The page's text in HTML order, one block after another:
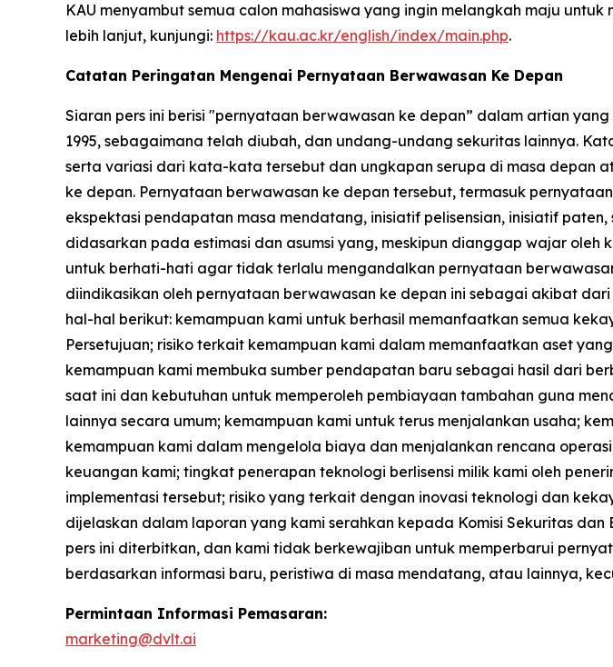
KAU menyambut semua calon mahasiswa yang ingin melangkah maju
lebih lanjut, kunjungi: https://kau.ac.kr/english/index/main.php.
Catatan Peringatan Mengenai Pernyataan Berwawasan Ke Depan
Siaran pers ini berisi "pernyataan berwawasan ke depan” dalam artian
1995, sebagaimana telah diubah, dan undang-undang sekuritas lainnya.
serta variasi dari kata-kata tersebut dan ungkapan serupa di masa depan
ke depan. Pernyataan berwawasan ke depan tersebut, termasuk
ekspektasi pendapatan masa mendatang, inisiatif pelisensian, inisiatif
didasarkan pada estimasi dan asumsi yang, meskipun dianggap wajar
untuk berhati-hati agar tidak terlalu mengandalkan pernyataan
diindikasikan oleh pernyataan berwawasan ke depan ini sebagai akibat
hal-hal berikut: kemampuan kami untuk berhasil memanfaatkan semua
Persetujuan; risiko terkait kemampuan kami dalam memanfaatkan aset
kemampuan kami membuka sumber pendapatan baru sebagai hasil dari
saat ini dan kebutuhan untuk memperoleh pembiayaan tambahan guna
lainnya secara umum; kemampuan kami untuk terus menjalankan usaha;
kemampuan kami dalam mengelola biaya dan menjalankan rencana
keuangan kami; tingkat penerapan teknologi berlisensi milik kami oleh
implementasi tersebut; risiko yang terkait dengan inovasi teknologi dan
dijelaskan dalam laporan yang kami serahkan kepada Komisi Sekuritas
pers ini diterbitkan, dan kami tidak berkewajiban untuk memperbarui
berdasarkan informasi baru, peristiwa di masa mendatang, atau lainnya,
Permintaan Informasi Pemasaran:
marketing@dvlt.ai